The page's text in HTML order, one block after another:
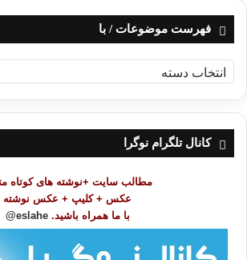
فهرست موضوعات / با
ه
ر
کانال تلگرام نوگرا
مطالب سایت +نوشته های کوتاه
عکس + کلیپ + عکس نوشته
با ما همراه باشید. eslahe@